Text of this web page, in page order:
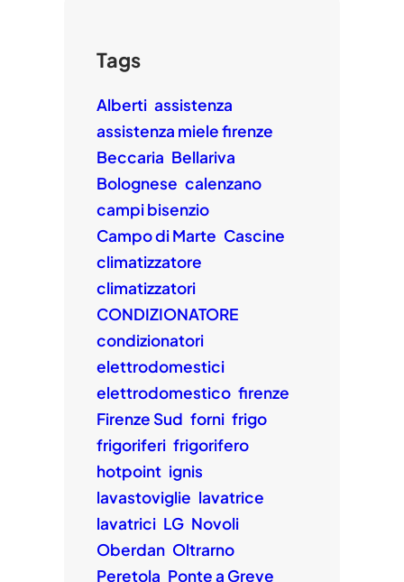
Tags
Alberti assistenza
assistenza miele firenze
Beccaria Bellariva
Bolognese calenzano
campi bisenzio
Campo di Marte Cascine
climatizzatore
climatizzatori
CONDIZIONATORE
condizionatori
elettrodomestici
elettrodomestico firenze
Firenze Sud forni frigo
frigoriferi frigorifero
hotpoint ignis
lavastoviglie lavatrice
lavatrici LG Novoli
Oberdan Oltrarno
Peretola Ponte a Greve